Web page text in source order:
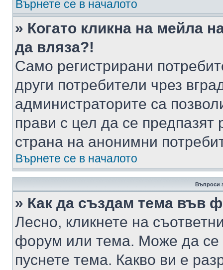
Върнете се в началото
» Когато кликна на мейла
да вляза?!
Само регистрирани
други потребители чрез
администраторите са
прави с цел да се предпазят
страна на анонимни
Върнете се в началото
Въпроси
» Как да създам тема във
Лесно, кликнете на
форум или тема. Може да се
пуснете тема. Какво ви е